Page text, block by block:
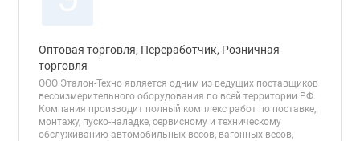
Оптовая торговля, Переработчик, Розничная
торговля
ООО Эталон-Техно является одним из ведущих поставщиков
весоизмерительного оборудования по всей территории РФ.
Компания производит полный комплекс работ по поставке,
монтажу, пуско-наладке, сервисному и техническому
обслуживанию автомобильных весов, вагонных весов,